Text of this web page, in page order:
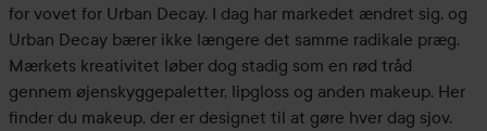
for vovet for Urban Decay. I dag har markedet ændret sig, og
Urban Decay bærer ikke længere det samme radikale præg.
Mærkets kreativitet løber dog stadig som en rød tråd
gennem øjenskyggepaletter, lipgloss og anden makeup. Her
finder du makeup, der er designet til at gøre hver dag sjov.